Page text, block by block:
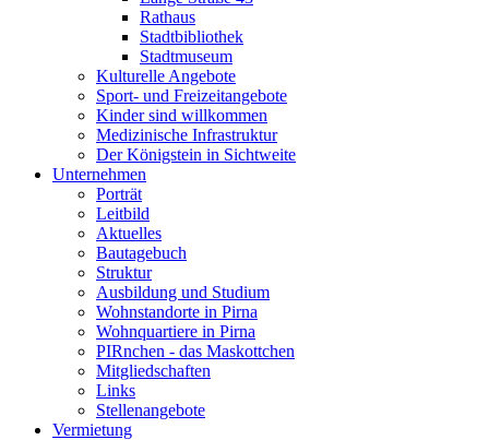
Rathaus
Stadtbibliothek
Stadtmuseum
Kulturelle Angebote
Sport- und Freizeitangebote
Kinder sind willkommen
Medizinische Infrastruktur
Der Königstein in Sichtweite
Unternehmen
Porträt
Leitbild
Aktuelles
Bautagebuch
Struktur
Ausbildung und Studium
Wohnstandorte in Pirna
Wohnquartiere in Pirna
PIRnchen - das Maskottchen
Mitgliedschaften
Links
Stellenangebote
Vermietung